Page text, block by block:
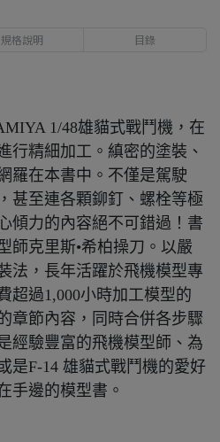
規格說明 目錄
1/48雄貓式戰鬥機，在
行精細加工。縝密的塗裝、
羅在本書中。不僅是駕駛
甚至連各顆鉚釘、螺栓等極
傾力的內容絕不可錯過！書
師克里斯•希柏操刀。以嚴
法，長年活躍於飛機模型專
超過1,000小時加工模型的
章節內容，同時合併各步驟
經驗豐富的飛機模型師、為
是F-14 雄貓式戰鬥機的愛好
手邊的模型書。